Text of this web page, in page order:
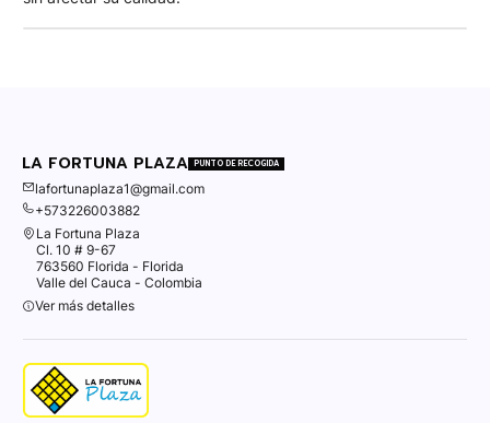
LA FORTUNA PLAZA PUNTO DE RECOGIDA
lafortunaplaza1@gmail.com
+573226003882
La Fortuna Plaza
Cl. 10 # 9-67
763560 Florida - Florida
Valle del Cauca - Colombia
Ver más detalles